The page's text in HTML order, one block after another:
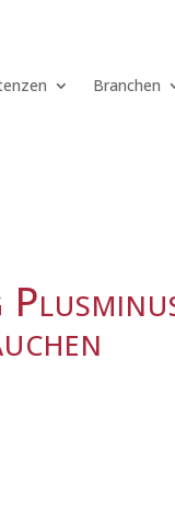
Branchen